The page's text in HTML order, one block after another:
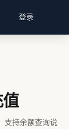
登录
支持余额查询说